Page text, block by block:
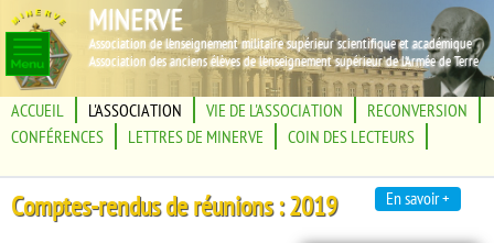
En savoir +
Association de l'enseignement militaire supérieur scientifique et académique
Association des anciens élèves de l'enseignement supérieur de l'Armée de Terre
MINERVE
ACCUEIL L'ASSOCIATION VIE DE L'ASSOCIATION
RECONVERSION
CONFÉRENCES
LETTRES DE MINERVE COIN DES LECTEURS
Comptes-rendus de réunions : 2019